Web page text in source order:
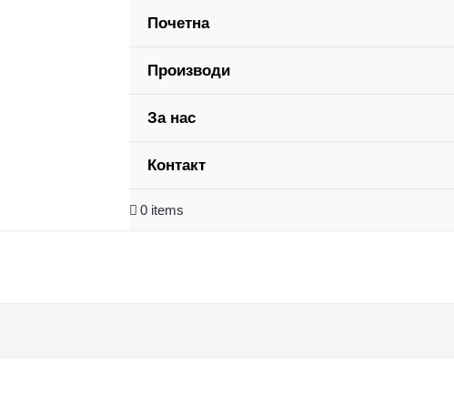
Почетна
Производи
За нас
Контакт
0 items